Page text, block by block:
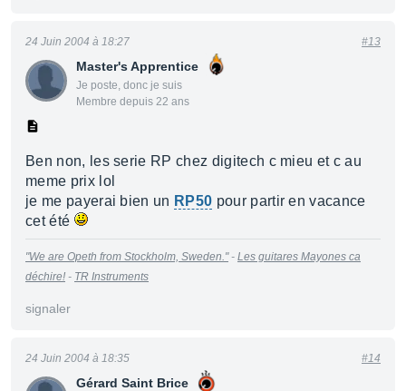
Master's Apprentice
Je poste, donc je suis
Membre depuis 22 ans
24 Juin 2004 à 18:27 #13
Ben non, les serie RP chez digitech c mieu et c au
meme prix lol
je me payerai bien un RP50 pour partir en vacance
cet été
"We are Opeth from Stockholm, Sweden."- Les guitares Mayones ca
déchire! - TR Instruments
signaler
Gérard Saint Brice
24 Juin 2004 à 18:35 #14